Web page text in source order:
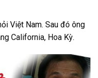
Việt Nam. Sau đó ông
California, Hoa Kỳ.